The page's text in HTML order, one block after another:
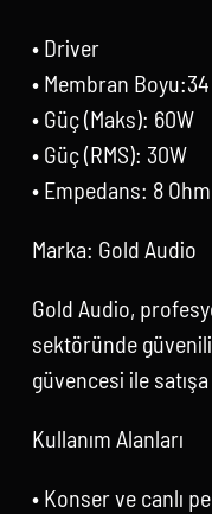
• Driver
• Membran
• Güç (Maks): 60W
• Güç (RMS): 30W
• Empedans: 8 Ohm
Marka: Gold Audio
Gold Audio,
sektöründe
güvencesi ile
Kullanım Alanları
• Konser ve canlı